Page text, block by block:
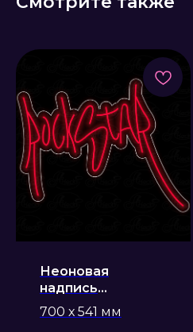
Неоновая
надпись
"RockStar"
700 х 541 мм